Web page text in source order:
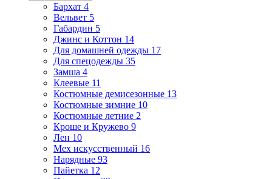
Бархат 4
Вельвет 5
Габардин 5
Джинс и Коттон 14
Для домашней одежды 17
Для спецодежды 35
Замша 4
Клеевые 11
Костюмные демисезонные 13
Костюмные зимние 10
Костюмные летние 2
Кроше и Кружево 9
Лен 10
Мех искусственный 16
Нарядные 93
Пайетка 12